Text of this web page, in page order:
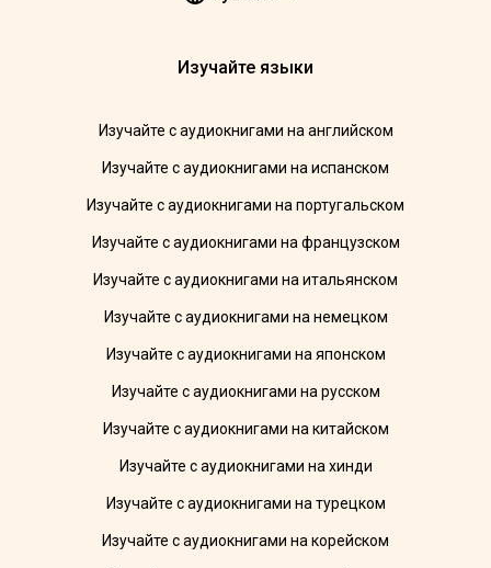
Изучайте языки
Изучайте с аудиокнигами на английском
Изучайте с аудиокнигами на испанском
Изучайте с аудиокнигами на португальском
Изучайте с аудиокнигами на французском
Изучайте с аудиокнигами на итальянском
Изучайте с аудиокнигами на немецком
Изучайте с аудиокнигами на японском
Изучайте с аудиокнигами на русском
Изучайте с аудиокнигами на китайском
Изучайте с аудиокнигами на хинди
Изучайте с аудиокнигами на турецком
Изучайте с аудиокнигами на корейском